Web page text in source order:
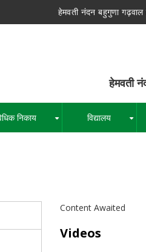
हेमवती नंदन बहुगुणा गढ़वाल
नंदन बहुगुणा
निकाय विद्यालय
Content Awaited
Videos